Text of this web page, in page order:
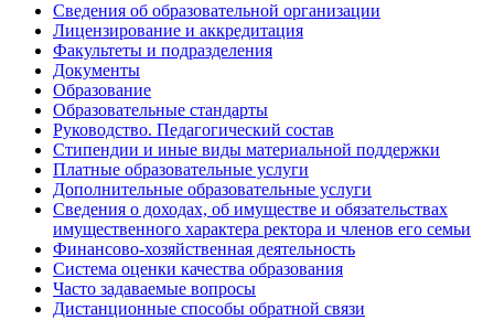
Сведения об образовательной организации
Лицензирование и аккредитация
Факультеты и подразделения
Документы
Образование
Образовательные стандарты
Руководство. Педагогический состав
Стипендии и иные виды материальной поддержки
Платные образовательные услуги
Дополнительные образовательные услуги
Сведения о доходах, об имуществе и обязательствах
имущественного характера ректора и членов его семьи
Финансово-хозяйственная деятельность
Система оценки качества образования
Часто задаваемые вопросы
Дистанционные способы обратной связи